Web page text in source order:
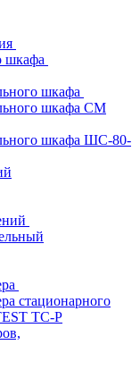
шкафа
шкафа
шкафа СМ
шкафа ШС-80-
стационарного
TС-Р